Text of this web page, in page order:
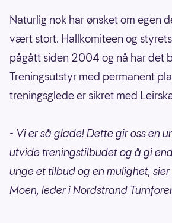
Naturlig nok har ønsket om egen
vært stort. Hallkomiteen og
pågått siden 2004 og nå har det
Treningsutstyr med permanent
treningsglede er sikret med
- Vi er så glade! Dette gir oss en
utvide treningstilbudet og å gi
unge et tilbud og en mulighet,
Moen, leder i Nordstrand